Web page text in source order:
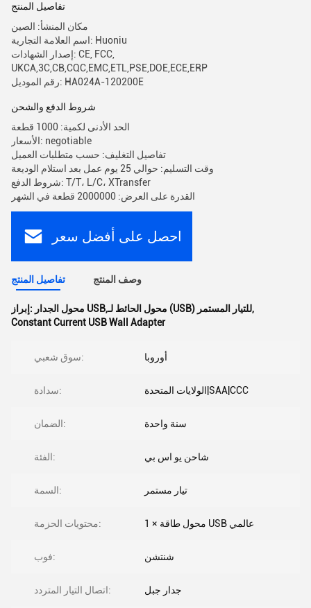
تفاصيل المنتج
مكان المنشأ: الصين
اسم العلامة التجارية: Huoniu
إصدار الشهادات: CE, FCC,
UKCA,3C,CB,CQC,EMC,ETL,PSE,DOE,ECE,ERP
رقم الموديل: HA024A-120200E
شروط الدفع والشحن
الحد الأدنى لكمية: 1000 قطعة
الأسعار: negotiable
تفاصيل التغليف: حسب متطلبات العميل
وقت التسليم: حوالي 25 يوم عمل بعد استلام الوديعة
شروط الدفع: T/T، L/C، XTransfer
القدرة على العرض: 2000000 قطعة في الشهر
احصل على أفضل سعر
تفاصيل المنتج وصف المنتج
إبراز: محول الجدار USB,محول الحائط لـ (USB) للتيار المستمر,
Constant Current USB Wall Adapter
سوق شعبي: أوروبا
سدادة: الولايات المتحدة|SAA|CCC
الضمان: سنة واحدة
الفئة: شاحن يو اس بي
السمة: تيار مستمر
محتويات الحزمة: 1 × محول طاقة USB عالمي
فوب: شنتشن
اتصال التيار المتردد: جدار جبل